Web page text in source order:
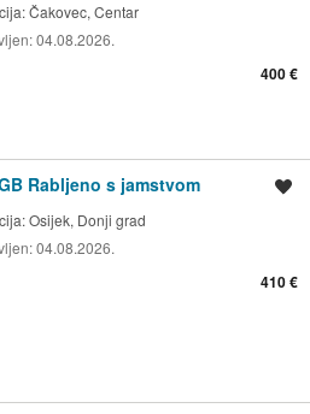
Čakovec, Centar
04.08.2026.
400 €
Rabljeno s jamstvom
Osijek, Donji grad
04.08.2026.
410 €